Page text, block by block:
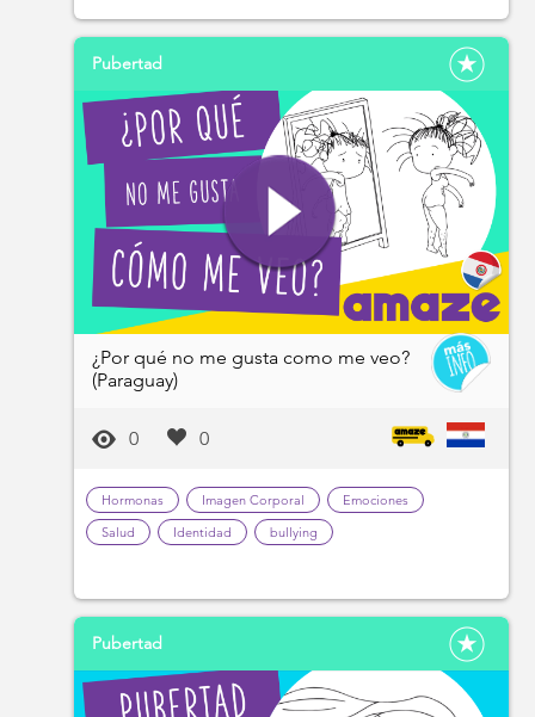
Pubertad
¿Por qué no me gusta como me veo?
(Paraguay)
0 0
Hormonas Imagen Corporal
Emociones
Salud
Identidad bullying
Pubertad